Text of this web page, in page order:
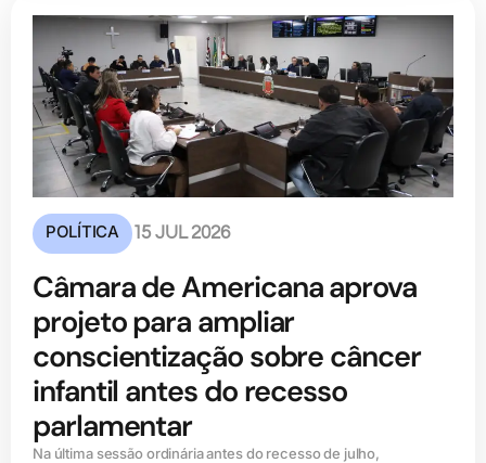
POLÍTICA 15 JUL 2026
Câmara de Americana aprova
projeto para ampliar
conscientização sobre câncer
infantil antes do recesso
parlamentar
Na última sessão ordinária antes do recesso de julho,